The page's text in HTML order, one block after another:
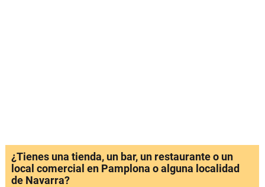
¿Tienes una tienda, un bar, un restaurante o un
local comercial en Pamplona o alguna localidad
de Navarra?